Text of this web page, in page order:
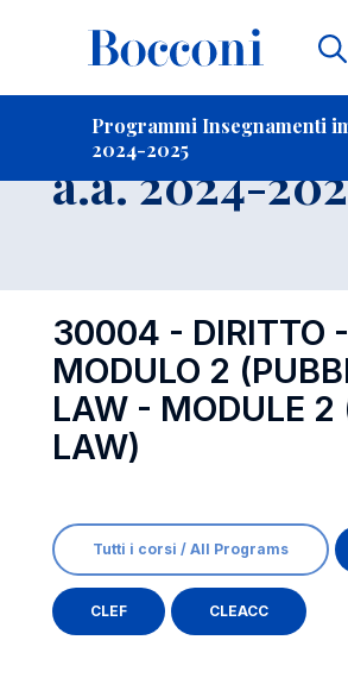
Programmi Insegnamenti
2024-2025
a.a. 2024-
30004 - DIRITTO -
MODULO 2
LAW - MODULE 2
LAW)
Tutti i corsi / All Programs
CLEF CLEACC